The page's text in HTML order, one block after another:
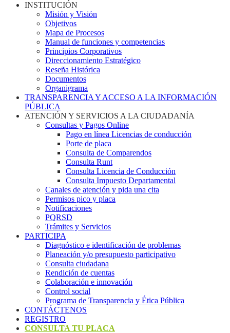
INSTITUCIÓN
Misión y Visión
Objetivos
Mapa de Procesos
Manual de funciones y competencias
Principios Corporativos
Direccionamiento Estratégico
Reseña Histórica
Documentos
Organigrama
TRANSPARENCIA Y ACCESO A LA INFORMACIÓN
PÚBLICA
ATENCIÓN Y SERVICIOS A LA CIUDADANÍA
Consultas y Pagos Online
Pago en línea Licencias de conducción
Porte de placa
Consulta de Comparendos
Consulta Runt
Consulta Licencia de Conducción
Consulta Impuesto Departamental
Canales de atención y pida una cita
Permisos pico y placa
Notificaciones
PQRSD
Trámites y Servicios
PARTICIPA
Diagnóstico e identificación de problemas
Planeación y/o presupuesto participativo​
Consulta ciudadana
Rendición de cuentas
Colaboración e innovación
Control social
Programa de Transparencia y Ética Pública
CONTÁCTENOS
REGISTRO
CONSULTA TU PLACA